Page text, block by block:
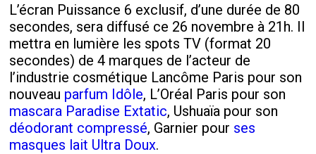
L’écran Puissance 6 exclusif, d’une durée de 80
secondes, sera diffusé ce 26 novembre à 21h. Il
mettra en lumière les spots TV (format 20
secondes) de 4 marques de l’acteur de
l’industrie cosmétique Lancôme Paris pour son
nouveau parfum Idôle, L’Oréal Paris pour son
mascara Paradise Extatic, Ushuaïa pour son
déodorant compressé, Garnier pour ses
masques lait Ultra Doux.